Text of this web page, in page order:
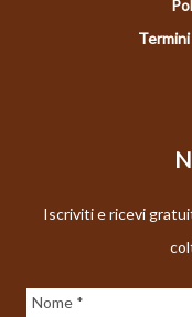
Iscriviti e ricevi